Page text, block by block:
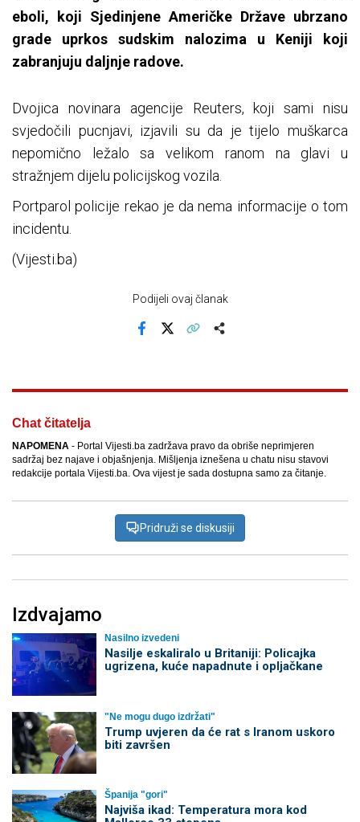
eboli, koji Sjedinjene Američke Države ubrzano
grade uprkos sudskim nalozima u Keniji koji
zabranjuju daljnje radove.
Dvojica novinara agencije Reuters, koji sami nisu
svjedočili pucnjavi, izjavili su da je tijelo muškarca
nepomično ležalo sa velikom ranom na glavi u
stražnjem dijelu policijskog vozila.
Portparol policije rekao je da nema informacije o tom
incidentu.
(Vijesti.ba)
Podijeli ovaj članak
Chat čitatelja
NAPOMENA - Portal Vijesti.ba zadržava pravo da obriše neprimjeren
sadržaj bez najave i objašnjenja. Mišljenja iznešena u chatu nisu stavovi
redakcije portala Vijesti.ba. Ova vijest je sada dostupna samo za čitanje.
Pridruži se diskusiji
Izdvajamo
Nasilno izvedeni
Nasilje eskaliralo u Britaniji: Policajka
ugrizena, kuće napadnute i opljačkane
"Ne mogu dugo izdržati"
Trump uvjeren da će rat s Iranom uskoro
biti završen
Španija "gori"
Najviša ikad: Temperatura mora kod